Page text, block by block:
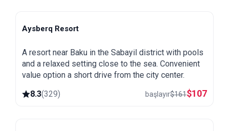
Baku
Aysberq Resort
A resort near Baku in the Sabayil district with pools
and a relaxed setting close to the sea. Convenient
value option a short drive from the city center.
8.3(329) başlayır$161$107